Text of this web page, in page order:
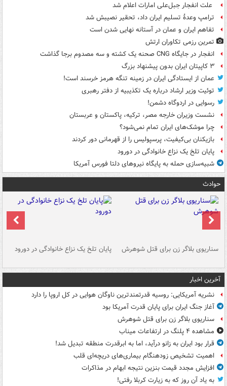
علت انفجار جبل‌علی امارات اعلام شد
ترامپ وعدۀ تسلیم ایران داد، تحقیر نصیبش شد
تفاهم ایران و عمان در آستانه نهایی شدن است
تمرین رزمی تکاوران ارتش
انفجار در جایگاه CNG صحنه یک کشته و سه مصدوم برجا گذاشت
۳ کاپیتان ایران بدون پیشنهاد بزرگ
عمان از ایستادگی ایران در زمینه تنگه هرمز خرسند است!
توئیت وزیر ارشاد درباره یک تکذیبیه از دفتر رهبری
رسوایی در اردوگاه دشمن!
نشست وزیران خارجه مصر، ترکیه، پاکستان و عربستان
چرا موشک‌های ایران تمام نمی‌شود؟
بازیکنان بی‌کیفیت، پرسپولیس را از قهرمانی دور کردند
پایان تلخ یک نزاع خانوادگی در دورود
شبیه‌سازی حمله به پایگاه نیروهای دلتا فورس آمریکا
حوادث
سناریوی بلاگر زن برای قتل شوهرش پایان تلخ یک نزاع خانوادگی در دورود
آخرین اخبار
نشریه آمریکایی: روسیه قدرتمندترین ناوگان هوایی در کل اروپا را دارد
آغاز جنگ ایران برای پایان قدرت آمریکا بود
سناریوی بلاگر زن برای قتل شوهرش
مشاهده ۴ پلنگ در ارتفاعات میناب
قرار بود ایران به زانو درآید، اما به ابرقدرت منطقه تبدیل شد!
اهمیت تشخیص زودهنگام بیماری‌های دریچه‌ای قلب
افزایش مجدد قیمت بنزین نتیجه ابهام در مذاکرات
به یاد آن روز که به زیارت کربلا رفتی!